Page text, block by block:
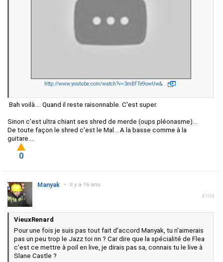
http://www.youtube.com/watch?v=3mBfTe9owUw&...
Bah voilà.... Quand il reste raisonnable. C'est super.
Sinon c'est ultra chiant ses shred de merde (oups pléonasme)...
De toute façon le shred c'est le Mal... A la basse comme à la
guitare....
0
#104
Manyak • il y a 16 ans
VieuxRenard
Pour une fois je suis pas tout fait d'accord Manyak, tu n'aimerais
pas un peu trop le Jazz toi nn ? Car dire que la spécialité de Flea
c'est ce mettre à poil en live, je dirais pas sa, connais tu le live à
Slane Castle ?